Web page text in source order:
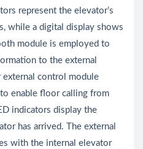
represent the elevator’s
while a digital display shows
module is employed to
to the external
control module
enable floor calling from
indicators display the
has arrived. The external
with the internal elevator